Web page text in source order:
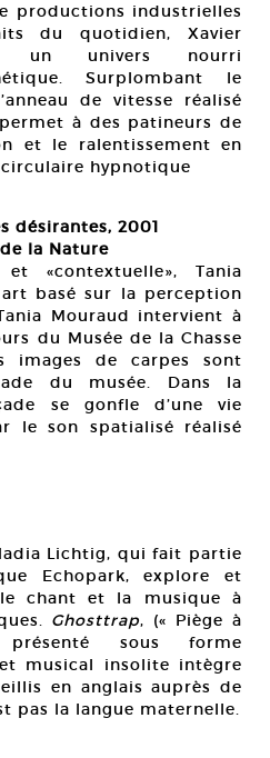
productions industrielles
du quotidien, Xavier
un univers nourri
Surplombant le
de vitesse réalisé
à des patineurs de
et le ralentissement en
hypnotique
désirantes, 2001
la Nature
«contextuelle», Tania
basé sur la perception
Mouraud intervient à
du Musée de la Chasse
images de carpes sont
du musée. Dans la
se gonfle d’une vie
le son spatialisé réalisé
Lichtig, qui fait partie
Echopark, explore et
le chant et la musique à
Ghosttrap, (« Piège à
sous forme
musical insolite intègre
en anglais auprès de
pas la langue maternelle.